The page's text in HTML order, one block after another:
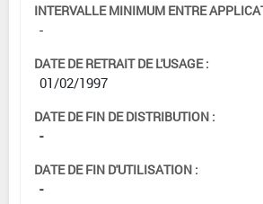
INTERVALLE MINIMUM ENTRE
-
DATE DE RETRAIT DE L'USAGE :
01/02/1997
DATE DE FIN DE DISTRIBUTION :
-
DATE DE FIN D'UTILISATION :
-